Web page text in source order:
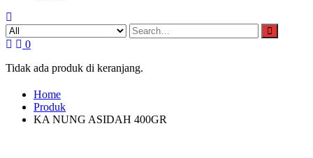
0
Tidak ada produk di keranjang.
Home
Produk
KA NUNG ASIDAH 400GR